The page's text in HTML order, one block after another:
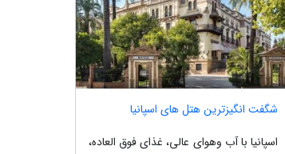
شگفت انگیزترین هتل های اسپانیا
اسپانیا با آب وهوای عالی، غذای فوق العاده،